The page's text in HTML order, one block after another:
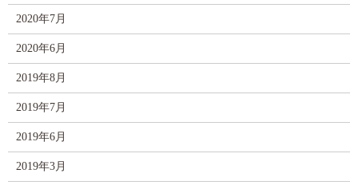
2020年7月
2020年6月
2019年8月
2019年7月
2019年6月
2019年3月